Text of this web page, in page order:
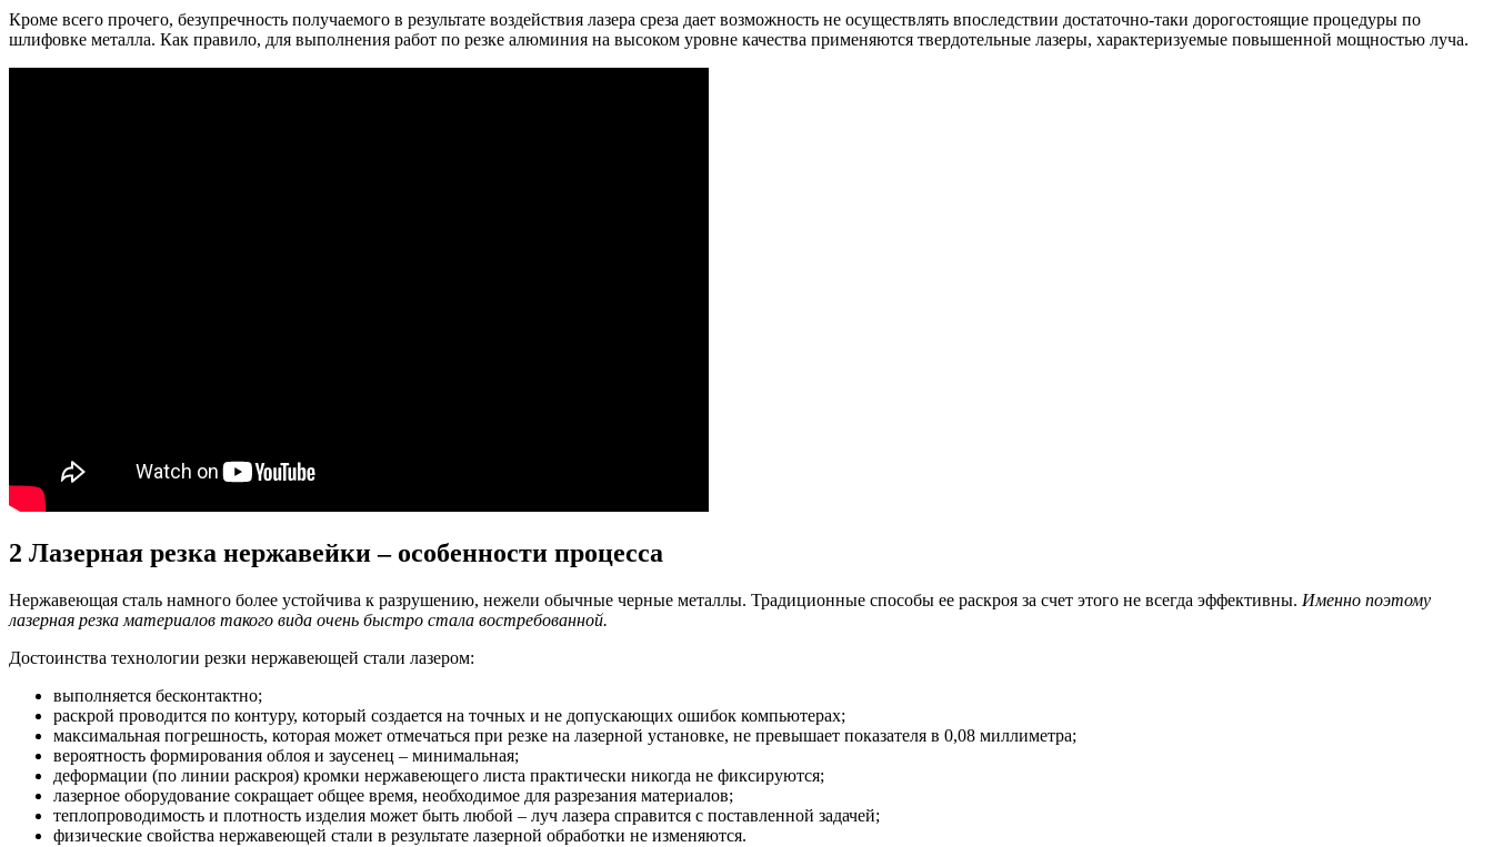
Кроме всего прочего, безупречность получаемого в результате воздействия лазера среза дает возможность не осуществлять впоследствии достаточно-таки дорогостоящие процедуры по
шлифовке металла. Как правило, для выполнения работ по резке алюминия на высоком уровне качества применяются твердотельные лазеры, характеризуемые повышенной мощностью луча.
2 Лазерная резка нержавейки – особенности процесса
Нержавеющая сталь намного более устойчива к разрушению, нежели обычные черные металлы. Традиционные способы ее раскроя за счет этого не всегда эффективны. Именно поэтому
лазерная резка материалов такого вида очень быстро стала востребованной.
Достоинства технологии резки нержавеющей стали лазером:
выполняется бесконтактно;
раскрой проводится по контуру, который создается на точных и не допускающих ошибок компьютерах;
максимальная погрешность, которая может отмечаться при резке на лазерной установке, не превышает показателя в 0,08 миллиметра;
вероятность формирования облоя и заусенец – минимальная;
деформации (по линии раскроя) кромки нержавеющего листа практически никогда не фиксируются;
лазерное оборудование сокращает общее время, необходимое для разрезания материалов;
теплопроводимость и плотность изделия может быть любой – луч лазера справится с поставленной задачей;
физические свойства нержавеющей стали в результате лазерной обработки не изменяются.